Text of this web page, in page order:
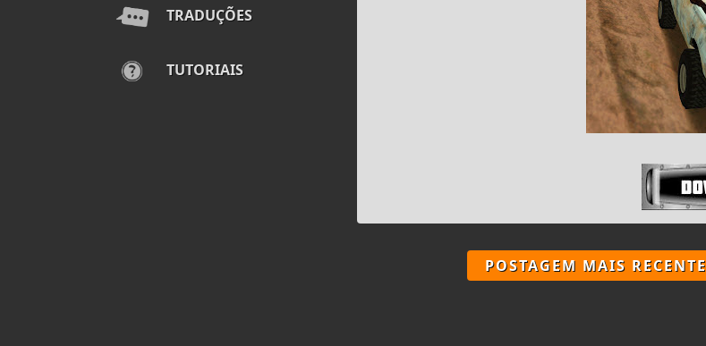
TRADUÇÕES
TUTORIAIS
POSTAGEM MAIS RECENTE